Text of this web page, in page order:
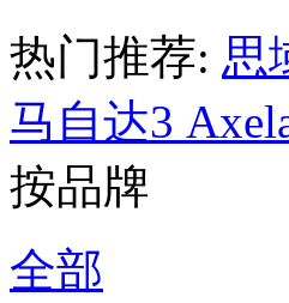
热门推荐: 思
马自达3
按品牌
全部